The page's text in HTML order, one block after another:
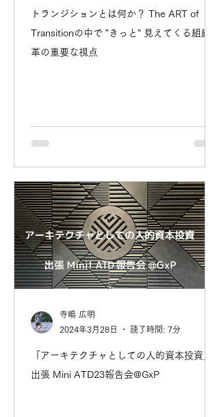
トランジションとは何か？ The ART of
Transitionの中で "きっと" 見えてくる組織変
革の重要な視点
「アーキテクチャとしての人的資本投資」
出張 Mini ATD23報告会@GxP
寺嶋 広明
2024年3月28日
読了時間: 7分